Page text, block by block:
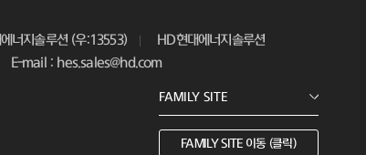
너지솔루션 (우:13553)
HD현대에너지솔루션
E-mail : hes.sales@hd.com
FAMILY SITE 이동 (클릭)